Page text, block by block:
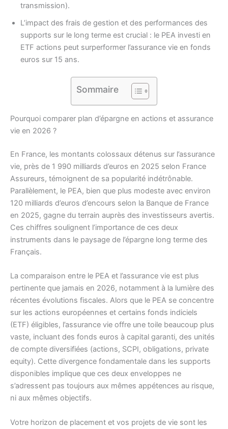
transmission).
L’impact des frais de gestion et des performances des
supports sur le long terme est crucial : le PEA investi en
ETF actions peut surperformer l’assurance vie en fonds
euros sur 15 ans.
Sommaire
Pourquoi comparer plan d’épargne en actions et assurance
vie en 2026 ?
En France, les montants colossaux détenus sur l’assurance
vie, près de 1 990 milliards d’euros en 2025 selon France
Assureurs, témoignent de sa popularité indétrônable.
Parallèlement, le PEA, bien que plus modeste avec environ
120 milliards d’euros d’encours selon la Banque de France
en 2025, gagne du terrain auprès des investisseurs avertis.
Ces chiffres soulignent l’importance de ces deux
instruments dans le paysage de l’épargne long terme des
Français.
La comparaison entre le PEA et l’assurance vie est plus
pertinente que jamais en 2026, notamment à la lumière des
récentes évolutions fiscales. Alors que le PEA se concentre
sur les actions européennes et certains fonds indiciels
(ETF) éligibles, l’assurance vie offre une toile beaucoup plus
vaste, incluant des fonds euros à capital garanti, des unités
de compte diversifiées (actions, SCPI, obligations, private
equity). Cette divergence fondamentale dans les supports
disponibles implique que ces deux enveloppes ne
s’adressent pas toujours aux mêmes appétences au risque,
ni aux mêmes objectifs.
Votre horizon de placement et vos projets de vie sont les